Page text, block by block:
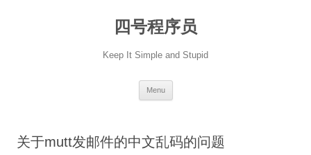
四号程序员
Keep It Simple and Stupid
Menu
关于mutt发邮件的中文乱码的问题